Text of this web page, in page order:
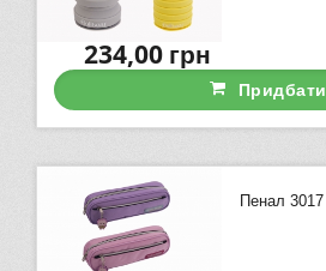
234,00грн
Придбати
Пенал 3017